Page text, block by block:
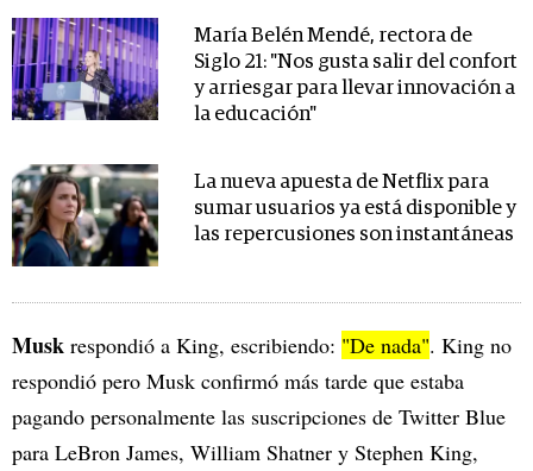
María Belén Mendé, rectora de
Siglo 21: "Nos gusta salir del confort
y arriesgar para llevar innovación a
la educación"
La nueva apuesta de Netflix para
sumar usuarios ya está disponible y
las repercusiones son instantáneas
Musk respondió a King, escribiendo: "De nada". King no
respondió pero Musk confirmó más tarde que estaba
pagando personalmente las suscripciones de Twitter Blue
para LeBron James, William Shatner y Stephen King,